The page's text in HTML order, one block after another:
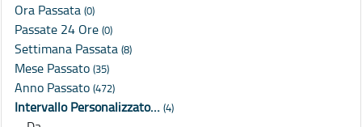
Ora Passata (0)
Passate 24 Ore (0)
Settimana Passata (8)
Mese Passato (35)
Anno Passato (472)
Intervallo Personalizzato… (4)